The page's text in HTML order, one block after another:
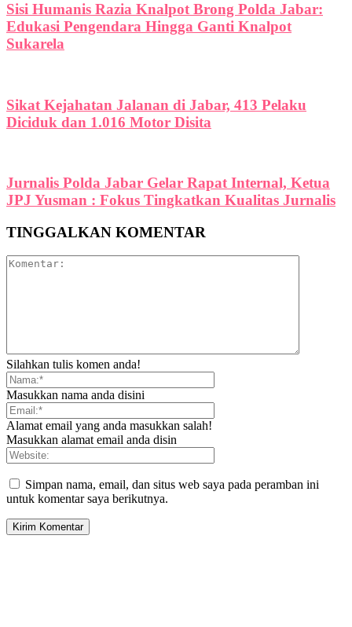
Sisi Humanis Razia Knalpot Brong Polda Jabar:
Edukasi Pengendara Hingga Ganti Knalpot
Sukarela
Sikat Kejahatan Jalanan di Jabar, 413 Pelaku
Diciduk dan 1.016 Motor Disita
Jurnalis Polda Jabar Gelar Rapat Internal, Ketua
JPJ Yusman : Fokus Tingkatkan Kualitas Jurnalis
TINGGALKAN KOMENTAR
Silahkan tulis komen anda!
Masukkan nama anda disini
Alamat email yang anda masukkan salah!
Masukkan alamat email anda disin
Simpan nama, email, dan situs web saya pada peramban ini
untuk komentar saya berikutnya.